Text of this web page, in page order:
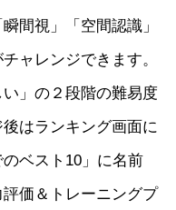
間視」「空間認識」
ャレンジできます。
」の２段階の難易度
はランキング画面に
のベスト10」に名前
価＆トレーニングプ